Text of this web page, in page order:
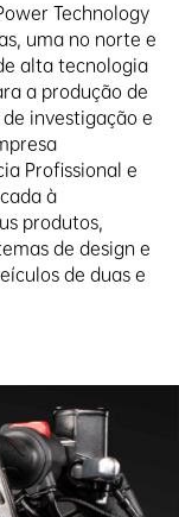
Technology
uma no norte e
alta tecnologia
a produção de
investigação e
Profissional e
à
produtos,
de design e
de duas e